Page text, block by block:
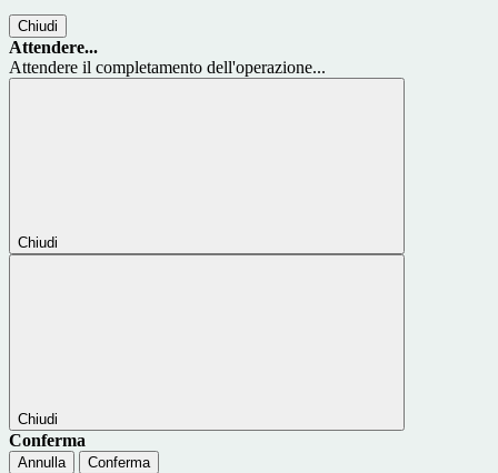
Chiudi
Attendere...
Attendere il completamento dell'operazione...
Chiudi
Chiudi
Conferma
Annulla Conferma